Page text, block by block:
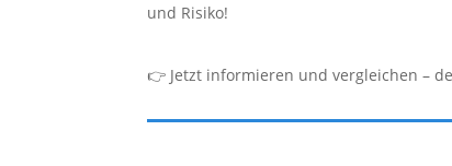
und Risiko!
👉 Jetzt informieren und vergleichen –